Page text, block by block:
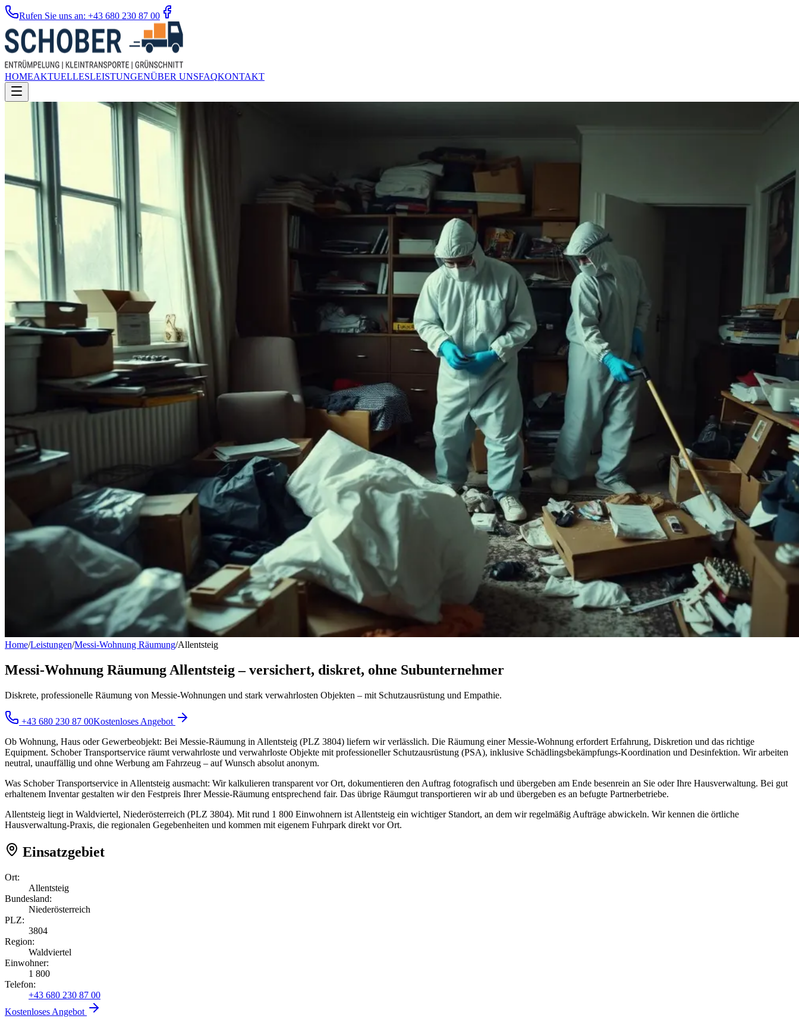
Rufen Sie uns an: +43 680 230 87 00
HOMEAKTUELLESLEISTUNGENÜBER UNSFAQKONTAKT
Home/Leistungen/Messi-Wohnung Räumung/Allentsteig
Messi-Wohnung Räumung Allentsteig – versichert, diskret, ohne Subunternehmer
Diskrete, professionelle Räumung von Messie-Wohnungen und stark verwahrlosten Objekten – mit Schutzausrüstung und Empathie.
+43 680 230 87 00Kostenloses Angebot
Ob Wohnung, Haus oder Gewerbeobjekt: Bei Messie-Räumung in Allentsteig (PLZ 3804) liefern wir verlässlich. Die Räumung einer Messie-Wohnung erfordert Erfahrung, Diskretion und das richtige
Equipment. Schober Transportservice räumt verwahrloste und verwahrloste Objekte mit professioneller Schutzausrüstung (PSA), inklusive Schädlingsbekämpfungs-Koordination und Desinfektion. Wir arbeiten
neutral, unauffällig und ohne Werbung am Fahrzeug – auf Wunsch absolut anonym.
Was Schober Transportservice in Allentsteig ausmacht: Wir kalkulieren transparent vor Ort, dokumentieren den Auftrag fotografisch und übergeben am Ende besenrein an Sie oder Ihre Hausverwaltung. Bei gut
erhaltenem Inventar gestalten wir den Festpreis Ihrer Messie-Räumung entsprechend fair. Das übrige Räumgut transportieren wir ab und übergeben es an befugte Partnerbetriebe.
Allentsteig liegt in Waldviertel, Niederösterreich (PLZ 3804). Mit rund 1 800 Einwohnern ist Allentsteig ein wichtiger Standort, an dem wir regelmäßig Aufträge abwickeln. Wir kennen die örtliche
Hausverwaltung-Praxis, die regionalen Gegebenheiten und kommen mit eigenem Fuhrpark direkt vor Ort.
Einsatzgebiet
Ort:
Allentsteig
Bundesland:
Niederösterreich
PLZ:
3804
Region:
Waldviertel
Einwohner:
1 800
Telefon:
+43 680 230 87 00
Kostenloses Angebot